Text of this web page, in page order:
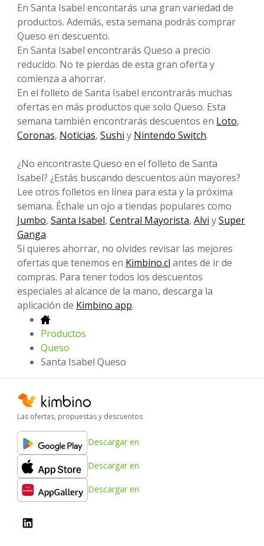
En Santa Isabel encontarás una gran variedad de
productos. Además, esta semana podrás comprar
Queso en descuento.
En Santa Isabel encontrarás Queso a precio
reducido. No te pierdas de esta gran oferta y
comienza a ahorrar.
En el folleto de Santa Isabel encontrarás muchas
ofertas en más productos que solo Queso. Esta
semana también encontrarás descuentos en Loto,
Coronas, Noticias, Sushi y Nintendo Switch.
¿No encontraste Queso en el folleto de Santa
Isabel? ¿Estás buscando descuentos aún mayores?
Lee otros folletos en línea para esta y la próxima
semana. Échale un ojo a tiendas populares como
Jumbo, Santa Isabel, Central Mayorista, Alvi ySuper
Ganga.
Si quieres ahorrar, no olvides revisar las mejores
ofertas que tenemos en Kimbino.cl antes de ir de
compras. Para tener todos los descuentos
especiales al alcance de la mano, descarga la
aplicación de Kimbino app.
Productos
Queso
Santa Isabel Queso
Las ofertas, propuestas y descuentos
Descargar en
Descargar en
Descargar en